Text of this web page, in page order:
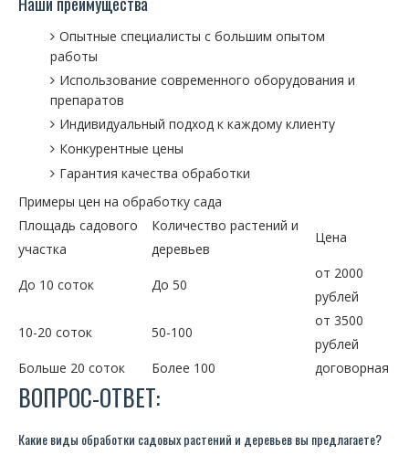
Опытные специалисты с большим опытом
работы
Использование современного оборудования и
препаратов
Индивидуальный подход к каждому клиенту
Конкурентные цены
Гарантия качества обработки
Примеры цен на обработку сада
Площадь садового
участка
Количество растений и
деревьев
Цена
До 10 соток До 50
от 2000
рублей
10-20 соток 50-100
от 3500
рублей
Больше 20 соток
Более 100 договорная
ВОПРОС-ОТВЕТ:
Какие виды обработки садовых растений и деревьев вы предлагаете?